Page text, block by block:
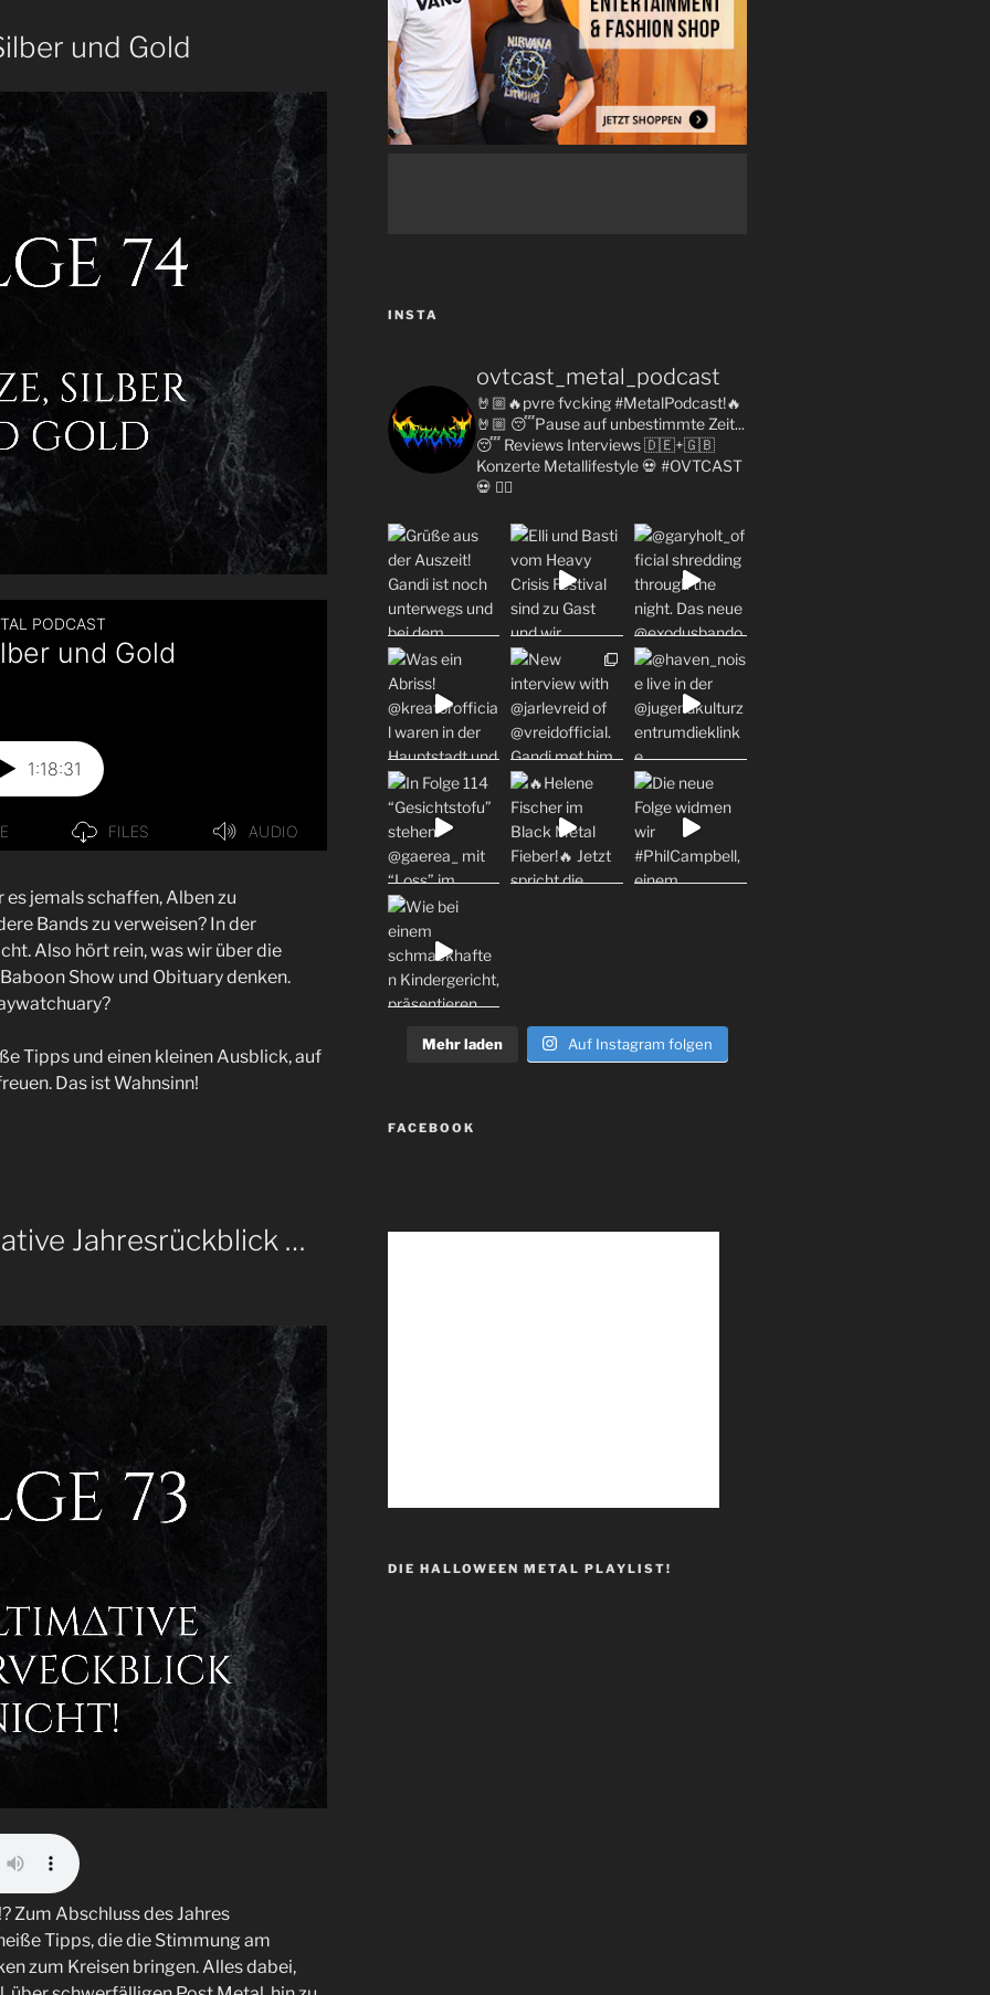
und Gold
jemals schaffen, Alben zu
Bands zu verweisen? In der
Also hört rein, was wir über die
Show und Obituary denken.
Tipps und einen kleinen Ausblick, auf
Das ist Wahnsinn!
Jahresrückblick …
Zum Abschluss des Jahres
Tipps, die die Stimmung am
zum Kreisen bringen. Alles dabei,
INSTA
ovtcast_metal_podcast
🤘🏼🔥pvre fvcking #MetalPodcast!🔥
🤘🏼 😴Pause auf unbestimmte Zeit...
😴Reviews Interviews 🇩🇪+🇬🇧
KonzerteMetallifestyle💀 #OVTCAST
💀 👇🏼
Mehr laden Auf Instagram folgen
FACEBOOK
DIE HALLOWEEN METAL PLAYLIST!